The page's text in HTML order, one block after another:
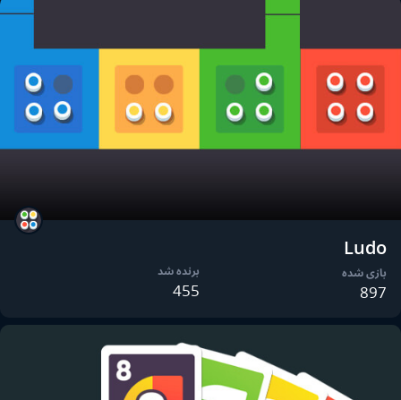
Ludo
بازی شده
897
برنده شد
455